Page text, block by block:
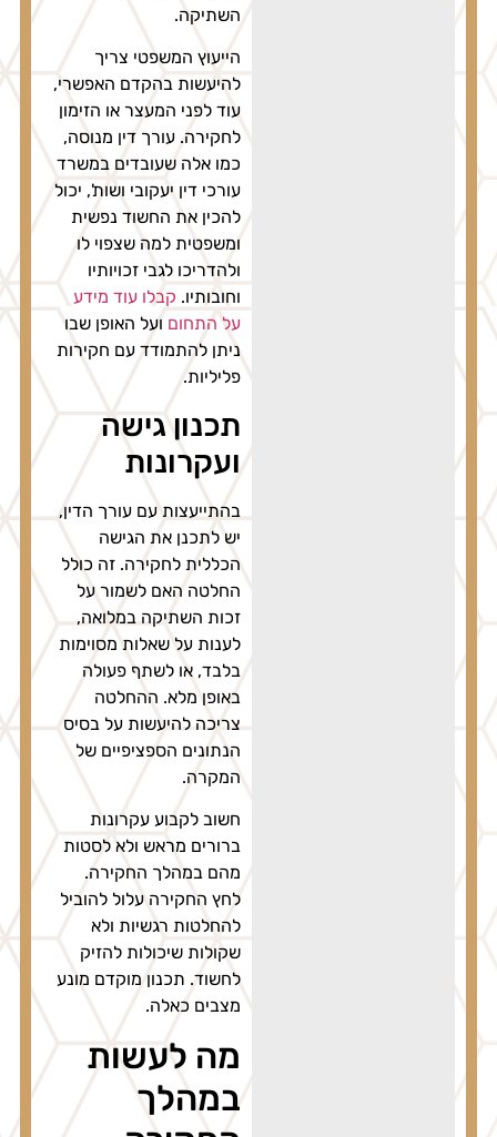
השתיקה.
הייעוץ המשפטי צריך
להיעשות בהקדם האפשרי,
עוד לפני המעצר או הזימון
לחקירה. עורך דין מנוסה,
כמו אלה שעובדים במשרד
עורכי דין יעקובי ושות', יכול
להכין את החשוד נפשית
ומשפטית למה שצפוי לו
ולהדריכו לגבי זכויותיו
וחובותיו.קבלו עוד מידע
על התחוםועל האופן שבו
ניתן להתמודד עם חקירות
פליליות.
תכנון גישה
ועקרונות
בהתייעצות עם עורך הדין,
יש לתכנן את הגישה
הכללית לחקירה. זה כולל
החלטה האם לשמור על
זכות השתיקה במלואה,
לענות על שאלות מסוימות
בלבד, או לשתף פעולה
באופן מלא. ההחלטה
צריכה להיעשות על בסיס
הנתונים הספציפיים של
המקרה.
חשוב לקבוע עקרונות
ברורים מראש ולא לסטות
מהם במהלך החקירה.
לחץ החקירה עלול להוביל
להחלטות רגשיות ולא
שקולות שיכולות להזיק
לחשוד. תכנון מוקדם מונע
מצבים כאלה.
מה לעשות
במהלך